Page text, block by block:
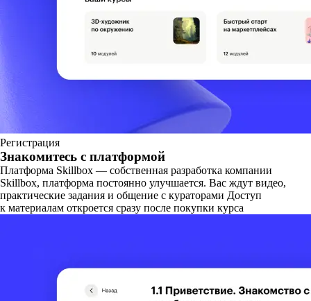
Регистрация
Знакомитесь с платформой
Платформа Skillbox — собственная разработка компании
Skillbox, платформа постоянно улучшается. Вас ждут видео,
практические задания и общение с кураторами Доступ
к материалам откроется сразу после покупки курса